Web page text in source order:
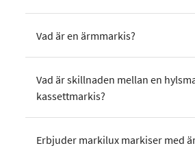
Vad är en ärmmarkis?
Vad är skillnaden mellan en
kassettmarkis?
Erbjuder markilux markiser med